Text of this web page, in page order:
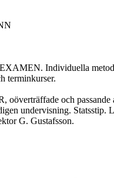
Individuella
terminkurser.
och passande
undervisning. Statsstip.
G. Gustafsson.